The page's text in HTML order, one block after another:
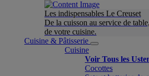
Les indispensables Le Creuset
De la cuisson au service de
de votre cuisine.
Cuisine & Pâtisserie
Cuisine
Voir Tous les
Cocottes